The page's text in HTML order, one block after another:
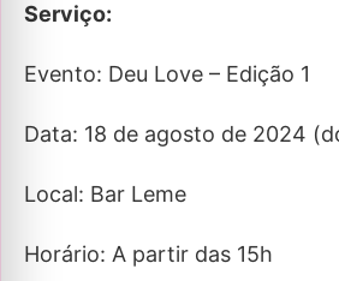
Serviço:
Evento: Deu Love – Edição 1
Data: 18 de agosto de 2024
Local: Bar Leme
Horário: A partir das 15h